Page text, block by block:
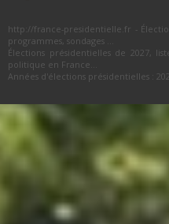
http://france-presidentielle.fr -
programmes, sondages ...
Élections présidentielles de 2027,
politique en France...
Années d'élections présidentielles :